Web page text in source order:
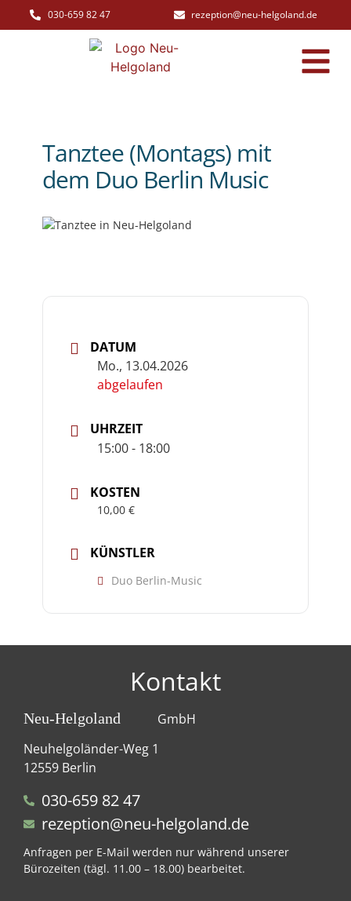
030-659 82 47 rezeption@neu-helgoland.de
Tanztee (Montags) mit
dem Duo Berlin Music
DATUM
Mo., 13.04.2026
abgelaufen
UHRZEIT
15:00 - 18:00
KOSTEN
10,00 €
KÜNSTLER
Duo Berlin-Music
Kontakt
Neu-Helgoland
GmbH
Neuhelgoländer-Weg 1
12559 Berlin
030-659 82 47
rezeption@neu-helgoland.de
Anfragen per E-Mail werden nur während unserer
Bürozeiten (tägl. 11.00 – 18.00) bearbeitet.